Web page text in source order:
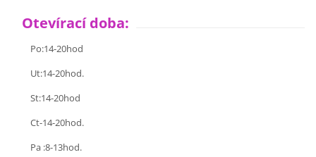
Otevírací doba:
Po:14-20hod
Ut:14-20hod.
St:14-20hod
Ct-14-20hod.
Pa :8-13hod.